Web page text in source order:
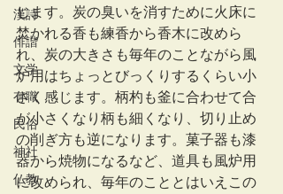
漢詩
俳諧
文学
有職
民俗
神社
仏教
じます。炭の臭いを消すために火床に
焚かれる香も練香から香木に改めら
れ、炭の大きさも毎年のことながら風
炉用はちょっとびっくりするくらい小
さく感じます。柄杓も釜に合わせて合
が小さくなり柄も細くなり、切り止め
の削ぎ方も逆になります。菓子器も漆
器から焼物になるなど、道具も風炉用
に改められ、毎年のこととはいえこの